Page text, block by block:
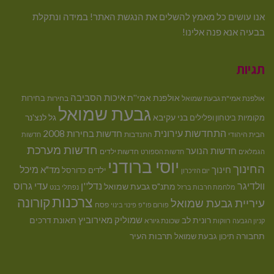
אנו עושים כל מאמץ להשלים את הנגשת האתר! במידה ונתקלת
בבעיה אנא פנה אלינו!
תגיות
אולפנת אמי"ת גבעת שמואל אולפנת אמי''תאיכות הסביבה בחירות בחירות
מקומיותביטחון ופלילים בני עקיבא גבעת שמואל גל לנצ'נר
הבית היהודי התחדשות עירונית התנדבות חדשות בחירות 2008 חדשות
הגמלאים חדשות הנוער חדשות הספורט חדשות ילדים חדשות מערכת
החינוך חינוך יום הזיכרון יוסי ברודני ילדים כדורסל מד"א מיכל
וולדיגר מלחמת חרבות ברזל מתנ"ס גבעת שמואל נדל''ן נפתלי בנט עדי גרוס
עיריית גבעת שמואל פורום פו"פ פינוי בינוי פסח צרכנותקורונה
קניון הגבעה רווקות רונית לב שכונת גיורא שמוליק מאירוביץ תאונת דרכים
תחבורה תיכון גבעת שמואל תרבות העיר